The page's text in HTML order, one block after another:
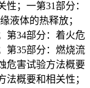
；一第31部分：
液体的热释放；
第34部分：着火危
第35部分：燃烧流
危害试验方法概要
法概要和相关性；